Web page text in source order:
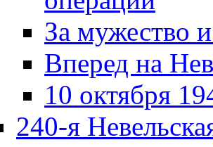
За мужество
Вперед на
10 октября
240-я